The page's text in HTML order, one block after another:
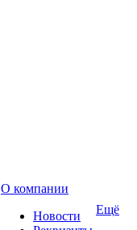
О компании
Новости
Ещё